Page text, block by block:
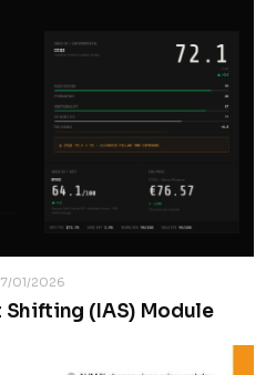
01/2026
(IAS) Module